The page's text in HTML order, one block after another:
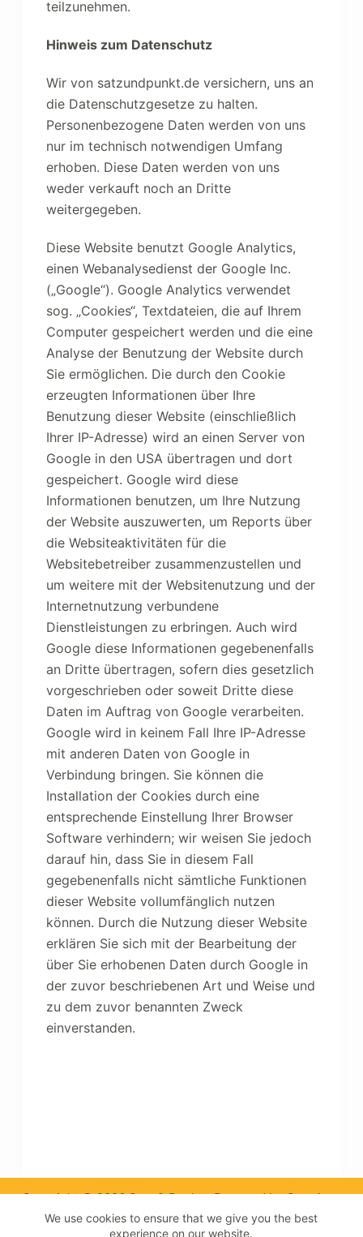
teilzunehmen.
Hinweis zum Datenschutz
Wir von satzundpunkt.de versichern, uns an
die Datenschutzgesetze zu halten.
Personenbezogene Daten werden von uns
nur im technisch notwendigen Umfang
erhoben. Diese Daten werden von uns
weder verkauft noch an Dritte
weitergegeben.
Diese Website benutzt Google Analytics,
einen Webanalysedienst der Google Inc.
(„Google“). Google Analytics verwendet
sog. „Cookies“, Textdateien, die auf Ihrem
Computer gespeichert werden und die eine
Analyse der Benutzung der Website durch
Sie ermöglichen. Die durch den Cookie
erzeugten Informationen über Ihre
Benutzung dieser Website (einschließlich
Ihrer IP-Adresse) wird an einen Server von
Google in den USA übertragen und dort
gespeichert. Google wird diese
Informationen benutzen, um Ihre Nutzung
der Website auszuwerten, um Reports über
die Websiteaktivitäten für die
Websitebetreiber zusammenzustellen und
um weitere mit der Websitenutzung und der
Internetnutzung verbundene
Dienstleistungen zu erbringen. Auch wird
Google diese Informationen gegebenenfalls
an Dritte übertragen, sofern dies gesetzlich
vorgeschrieben oder soweit Dritte diese
Daten im Auftrag von Google verarbeiten.
Google wird in keinem Fall Ihre IP-Adresse
mit anderen Daten von Google in
Verbindung bringen. Sie können die
Installation der Cookies durch eine
entsprechende Einstellung Ihrer Browser
Software verhindern; wir weisen Sie jedoch
darauf hin, dass Sie in diesem Fall
gegebenenfalls nicht sämtliche Funktionen
dieser Website vollumfänglich nutzen
können. Durch die Nutzung dieser Website
erklären Sie sich mit der Bearbeitung der
über Sie erhobenen Daten durch Google in
der zuvor beschriebenen Art und Weise und
zu dem zuvor benannten Zweck
einverstanden.
Copyright © 2026 Satz & Punkt - Powered by Creative
Themes
We use cookies to ensure that we give you the best
experience on our website.